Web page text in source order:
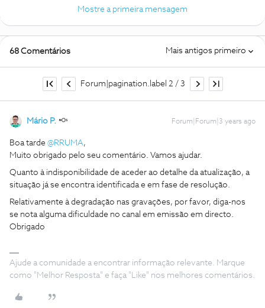
Mostre a primeira mensagem
68 Comentários Mais antigos primeiro
Forum|pagination.label 2 / 3
Mário P. Forum|Forum|3 years ago
Boa tarde @RRUMA,
Muito obrigado pelo seu comentário. Vamos ajudar.
Quanto à indisponibilidade de aceder ao detalhe da atualização, a
situação já se encontra identificada e em fase de resolução.
Relativamente à degradação nas gravações, por favor, diga-nos
se nota alguma dificuldade no canal em emissão em directo.
Obrigado
Ajude a comunidade a encontrar informação relevante. Marque
como "Melhor Resposta" e faça "Like" nos melhores comentários.